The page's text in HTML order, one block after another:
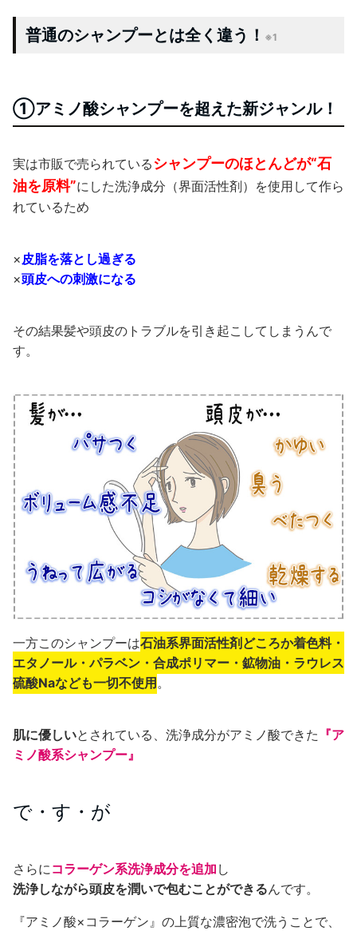
普通のシャンプーとは全く違う！ ※1
①アミノ酸シャンプーを超えた新ジャンル！
実は市販で売られているシャンプーのほとんどが“石
油を原料”にした洗浄成分（界面活性剤）を使用して作ら
れているため
× 皮脂を落とし過ぎる
×頭皮への刺激になる
その結果髪や頭皮のトラブルを引き起こしてしまうんで
す。
一方このシャンプーは石油系界面活性剤どころか着色料・
エタノール・パラベン・合成ポリマー・鉱物油・ラウレス
硫酸Naなども一切不使用 。
肌に優しいとされている、洗浄成分がアミノ酸できた 『ア
ミノ酸系シャンプー』
で・す・が
さらにコラーゲン系洗浄成分を追加 し
洗浄しながら頭皮を潤いで包むことができるんです。
『アミノ酸×コラーゲン』の上質な濃密泡で洗うことで、